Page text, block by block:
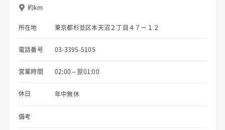
約km
所在地 東京都杉並区本天沼２丁目４７ー１２
電話番号 03-3395-5105
営業時間 02:00～翌01:00
休日 年中無休
備考